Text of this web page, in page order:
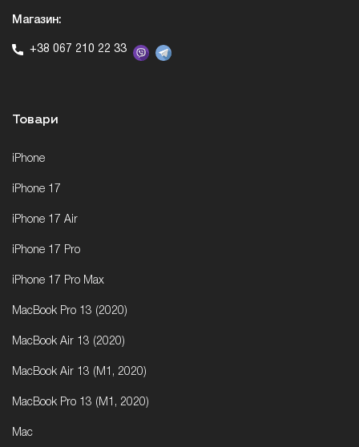
Магазин:
+38 067 210 22 33
Товари
iPhone
iPhone 17
iPhone 17 Air
iPhone 17 Pro
iPhone 17 Pro Max
MacBook Pro 13 (2020)
MacBook Air 13 (2020)
MacBook Air 13 (M1, 2020)
MacBook Pro 13 (M1, 2020)
Mac